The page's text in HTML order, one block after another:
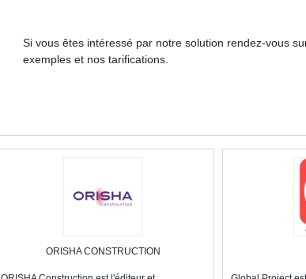
Si vous êtes intéressé par notre solution rendez-vous
exemples et nos tarifications.
ORISHA CONSTRUCTION